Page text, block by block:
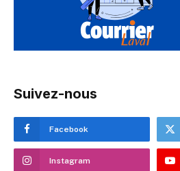
Suivez-nous
Facebook
Instagram